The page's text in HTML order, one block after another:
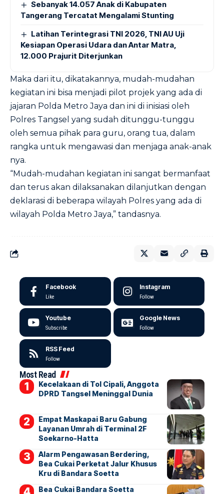
Sebanyak 14.057 Anak di Kabupaten
Tangerang Tercatat Mengalami Stunting
Latihan Terintegrasi TNI 2026, TNI AU Uji
Kesiapan Operasi Udara dan Antar Matra,
12.000 Prajurit Diterjunkan
Maka dari itu, dikatakannya, mudah-mudahan
kegiatan ini bisa menjadi pilot projek yang ada di
jajaran Polda Metro Jaya dan ini di inisiasi oleh
Polres Tangsel yang sudah ditunggu-tunggu
oleh semua pihak para guru, orang tua, dalam
rangka untuk mengawasi dan menjaga anak-anak
nya.
“Mudah-mudahan kegiatan ini sangat bermanfaat
dan terus akan dilaksanakan dilanjutkan dengan
deklarasi di beberapa wilayah Polres yang ada di
wilayah Polda Metro Jaya,” tandasnya.
Facebook
Like
Instagram
Follow
Youtube
Subscribe
Google News
Follow
RSS Feed
Follow
Most Read
Kecelakaan di Tol Cipali, Anggota
DPRD Tangsel Meninggal Dunia
Empat Maskapai Baru Gabung
Layanan Umrah di Terminal 2F
Soekarno-Hatta
Alarm Pengawasan Berdering,
Bea Cukai Perketat Jalur Khusus
Kru di Bandara Soetta
Bea Cukai Bandara Soetta